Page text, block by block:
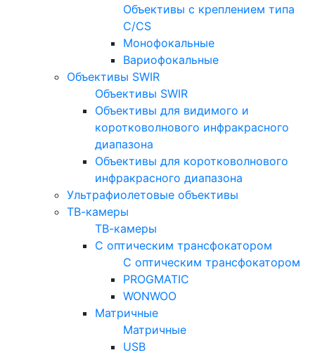
Объективы с креплением типа
C/CS
Монофокальные
Вариофокальные
Объективы SWIR
Объективы SWIR
Объективы для видимого и
коротковолнового инфракрасного
диапазона
Объективы для коротковолнового
инфракрасного диапазона
Ультрафиолетовые объективы
ТВ-камеры
ТВ-камеры
С оптическим трансфокатором
С оптическим трансфокатором
PROGMATIC
WONWOO
Матричные
Матричные
USB